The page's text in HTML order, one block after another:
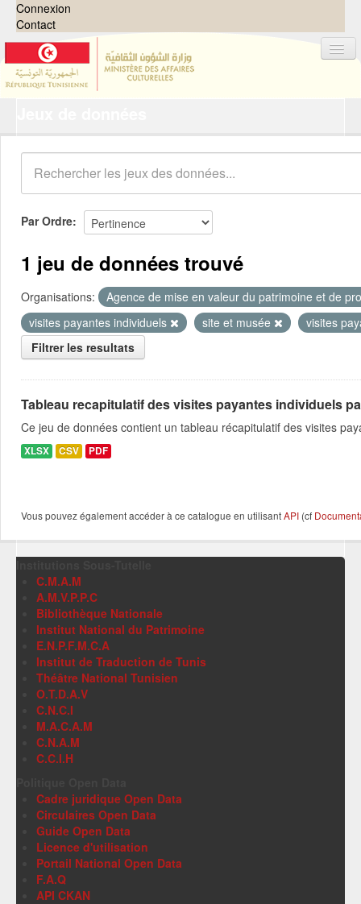
Connexion
Contact
Organisations
Groupes
Demandes 0
À propos
Par Ordre
1 jeu de données trouvé
Organisations:
Agence de mise en valeur du patrimoine et de
visites payantes individuels
site et musée
visites
Filtrer les resultats
Tableau recapitulatif des visites payantes individuels
Ce jeu de données contient un tableau récapitulatif des visites
XLSX CSV PDF
Vous pouvez également accéder à ce catalogue en utilisantAPI (cf
C.M.A.M
A.M.V.P.P.C
Bibliothèque Nationale
Institut National du Patrimoine
E.N.P.F.M.C.A
Institut de Traduction de Tunis
Théâtre National Tunisien
O.T.D.A.V
C.N.C.I
M.A.C.A.M
C.N.A.M
C.C.I.H
Cadre juridique Open Data
Circulaires Open Data
Guide Open Data
Licence d'utilisation
Portail National Open Data
F.A.Q
API CKAN